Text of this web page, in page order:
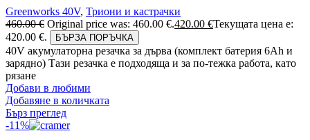
Greenworks 40V, Триони и кастрачки
460.00€ Original price was: 460.00 €.420.00 €Текущата цена е:
420.00 €.
БЪРЗА ПОРЪЧКА
40V акумулаторна резачка за дърва (комплект батерия 6Ah и
зарядно) Тази резачка е подходяща и за по-тежка работа, като
рязане
Добави в любими
Добавяне в количката
Бърз преглед
-11%